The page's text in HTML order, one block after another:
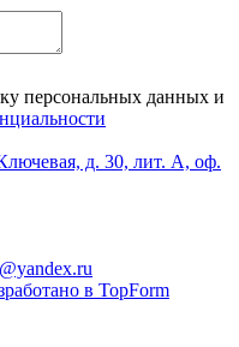
персональных данных и
д. 30, лит. А, оф.
в TopForm